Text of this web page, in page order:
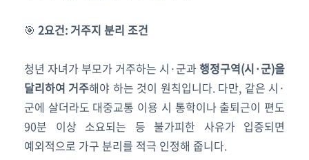
🎯 2요건: 거주지 분리 조건
청년 자녀가 부모가 거주하는 시·군과행정구역(시·군)을
달리하여 거주해야 하는 것이 원칙입니다. 다만, 같은 시·
군에 살더라도 대중교통 이용 시 통학이나 출퇴근이 편도
90분 이상 소요되는 등 불가피한 사유가 입증되면
예외적으로 가구 분리를 적극 인정해 줍니다.